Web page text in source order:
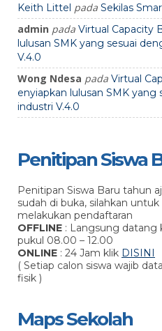
Keith Littel pada Sekilas
admin pada Virtual Capacity
lulusan SMK yang sesuai
V.4.0
Wong Ndesa pada Virtual
enyiapkan lulusan SMK
industri V.4.0
Penitipan Siswa
Penitipan Siswa Baru tahun
sudah di buka, silahkan
melakukan pendaftaran
OFFLINE : Langsung datang
pukul 08.00 – 12.00
ONLINE : 24 Jam klik DISINI
( Setiap calon siswa wajib
fisik )
Maps Sekolah